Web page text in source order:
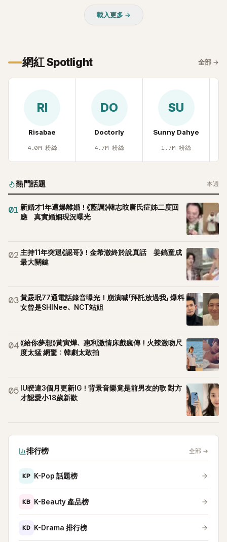
載入更多 →
網紅 Spotlight 全部 →
RI
Risabae
4.0M 粉絲
DO
Doctorly
4.7M 粉絲
SU
Sunny Dahye
1.7M 粉絲
熱門話題 本週
01 新婚才1年遭爆離婚！《藍調》韓志旼唐氏症姊二度回
應 真實婚姻現況曝光
02 主持11年突退《認哥》！金希澈終於說真話 姜鎬童成
最大關鍵
03黃晸珉77通電話錄音曝光！崩潰喊「拜託放過我」 爆料
女曾是SHINee、NCT站姐
04《給你夢想》黃寅燁、惠利激情床戲瘋傳！火辣激吻尺
度太猛 網驚：韓劇太敢拍
05 IU睽違3個月更新IG！背景音樂竟是前男友的歌 對方
才認愛小18歲新歡
排行榜 全部 →
KP K-Pop 話題榜
KB K-Beauty 產品榜
KD K-Drama 排行榜